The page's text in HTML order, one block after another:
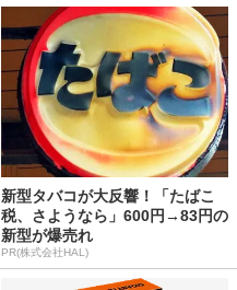
新型タバコが大反響！「たばこ
税、さようなら」600円→83円の
新型が爆売れ
PR(株式会社HAL)